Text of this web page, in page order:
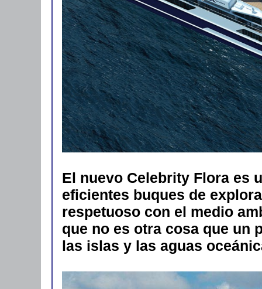
El nuevo Celebrity Flora es
eficientes buques de
respetuoso con el medio
que no es otra cosa que un
las islas y las aguas